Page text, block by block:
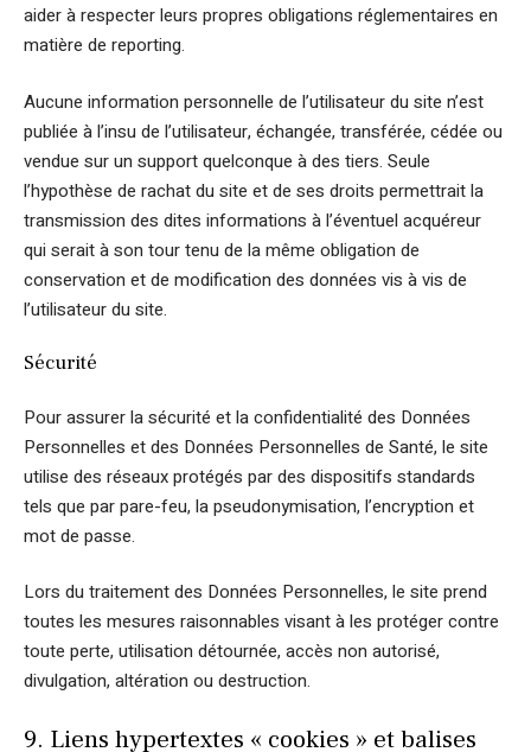
aider à respecter leurs propres obligations réglementaires en
matière de reporting.
Aucune information personnelle de l’utilisateur du site n’est
publiée à l’insu de l’utilisateur, échangée, transférée, cédée ou
vendue sur un support quelconque à des tiers. Seule
l’hypothèse de rachat du site et de ses droits permettrait la
transmission des dites informations à l’éventuel acquéreur
qui serait à son tour tenu de la même obligation de
conservation et de modification des données vis à vis de
l’utilisateur du site.
Sécurité
Pour assurer la sécurité et la confidentialité des Données
Personnelles et des Données Personnelles de Santé, le site
utilise des réseaux protégés par des dispositifs standards
tels que par pare-feu, la pseudonymisation, l’encryption et
mot de passe.
Lors du traitement des Données Personnelles, le site prend
toutes les mesures raisonnables visant à les protéger contre
toute perte, utilisation détournée, accès non autorisé,
divulgation, altération ou destruction.
9. Liens hypertextes « cookies » et balises